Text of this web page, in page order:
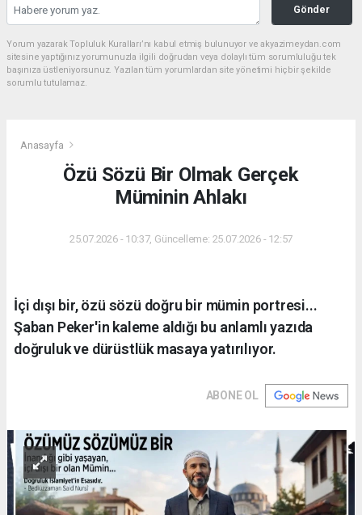
Gönder
Yorum yazarak Topluluk Kuralları’nı kabul etmiş bulunuyor ve akyazimeydan.com
sitesine yaptığınız yorumunuzla ilgili doğrudan veya dolaylı tüm sorumluluğu tek
başınıza üstleniyorsunuz. Yazılan tüm yorumlardan site yönetimi hiçbir şekilde
sorumlu tutulamaz.
Anasayfa
Özü Sözü Bir Olmak Gerçek
Müminin Ahlakı
25.07.2026 - 10:37, Güncelleme: 25.07.2026 - 12:57
İçi dışı bir, özü sözü doğru bir mümin portresi...
Şaban Peker'in kaleme aldığı bu anlamlı yazıda
doğruluk ve dürüstlük masaya yatırılıyor.
ABONE OL